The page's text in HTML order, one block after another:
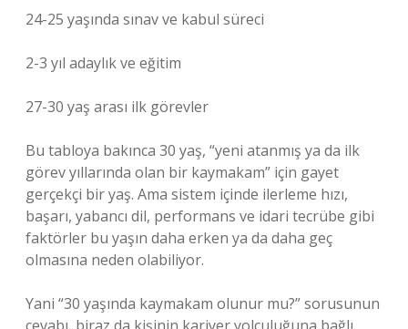
24-25 yaşında sınav ve kabul süreci
2-3 yıl adaylık ve eğitim
27-30 yaş arası ilk görevler
Bu tabloya bakınca 30 yaş, “yeni atanmış ya da ilk
görev yıllarında olan bir kaymakam” için gayet
gerçekçi bir yaş. Ama sistem içinde ilerleme hızı,
başarı, yabancı dil, performans ve idari tecrübe gibi
faktörler bu yaşın daha erken ya da daha geç
olmasına neden olabiliyor.
Yani “30 yaşında kaymakam olunur mu?” sorusunun